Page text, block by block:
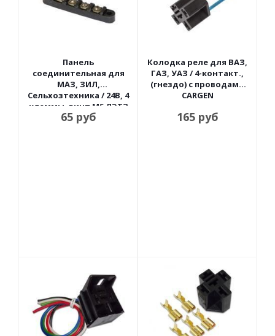
Панель
соединительная для
МАЗ, ЗИЛ,
Сельхозтехника / 24В, 4
клеммы, винт М5 ЛЭТЗ
65руб
Колодка реле для ВАЗ,
ГАЗ, УАЗ / 4-контакт.,
(гнездо) с проводами
CARGEN
165руб